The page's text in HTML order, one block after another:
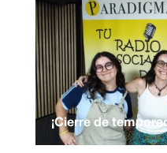
¡Cierre de